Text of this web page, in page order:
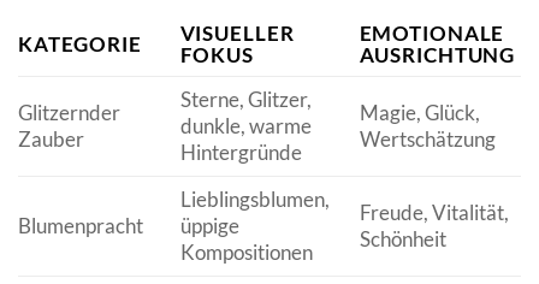
KATEGORIE
VISUELLER
FOKUS
EMOTIONALE
AUSRICHTUNG
Glitzernder
Zauber
Sterne, Glitzer,
dunkle, warme
Hintergründe
Magie, Glück,
Wertschätzung
Blumenpracht
Lieblingsblumen,
üppige
Kompositionen
Freude, Vitalität,
Schönheit